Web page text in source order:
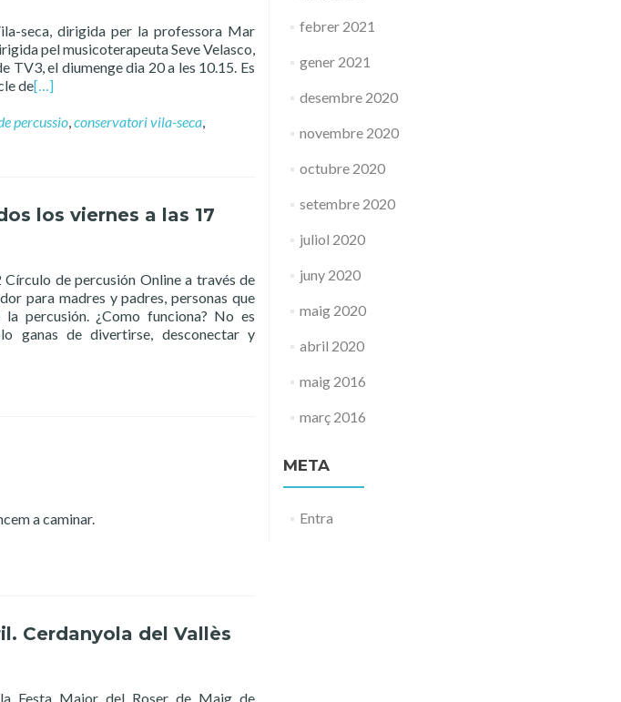
seca, dirigida per la professora Mar
pel musicoterapeuta Seve Velasco,
TV3, el diumenge dia 20 a les 10.15. Es
de[…]
percussio,conservatori vila-seca,
los viernes a las 17
de percusión Online a través de
para madres y padres, personas que
percusión. ¿Como funciona? No es
ganas de divertirse, desconectar y
a caminar.
Cerdanyola del Vallès
Festa Major del Roser de Maig de
febrer 2021
gener 2021
desembre 2020
novembre 2020
octubre 2020
setembre 2020
juliol 2020
juny 2020
maig 2020
abril 2020
maig 2016
març 2016
META
Entra